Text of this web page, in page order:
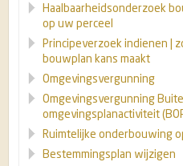
Haalbaarheidsonderzoek
op uw perceel
Principeverzoek indienen |
bouwplan kans maakt
Omgevingsvergunning
Omgevingsvergunning
omgevingsplanactiviteit
Ruimtelijke onderbouwing
Bestemmingsplan wijzigen